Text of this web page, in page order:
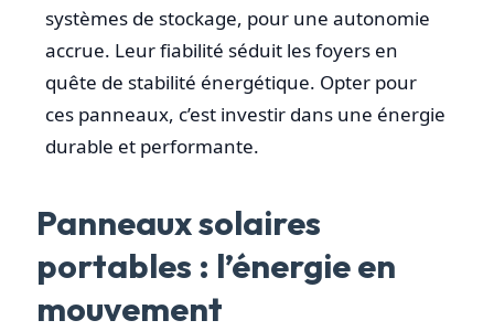
systèmes de stockage, pour une autonomie
accrue. Leur fiabilité séduit les foyers en
quête de stabilité énergétique. Opter pour
ces panneaux, c’est investir dans une énergie
durable et performante.
Panneaux solaires
portables : l’énergie en
mouvement